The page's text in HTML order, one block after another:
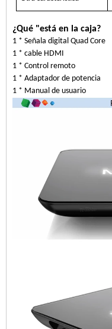
¿Qué "está en la caja?
1 * Señala digital Quad Core
1 * cable HDMI
1 * Control remoto
1 * Adaptador de potencia
1 * Manual de usuario